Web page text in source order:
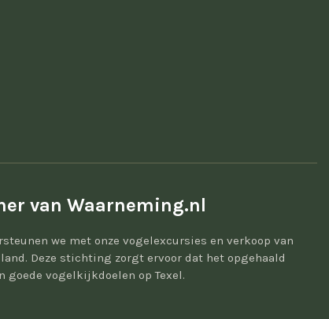
van Waarneming.nl
we met onze vogelexcursies en verkoop van
Deze stichting zorgt ervoor dat het opgehaald
vogelkijkdoelen op Texel.